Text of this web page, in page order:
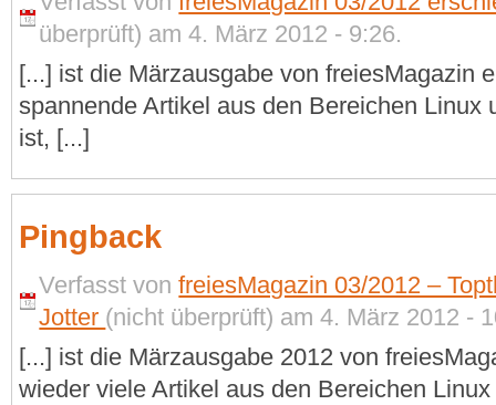
überprüft) am 4. März 2012 - 9:26.
[...] ist die Märzausgabe von freiesMagazin
spannende Artikel aus den Bereichen Linux
ist, [...]
Pingback
Verfasst vonfreiesMagazin 03/2012 –
Jotter (nicht überprüft) am 4. März 2012 -
[...] ist die Märzausgabe 2012 von
wieder viele Artikel aus den Bereichen